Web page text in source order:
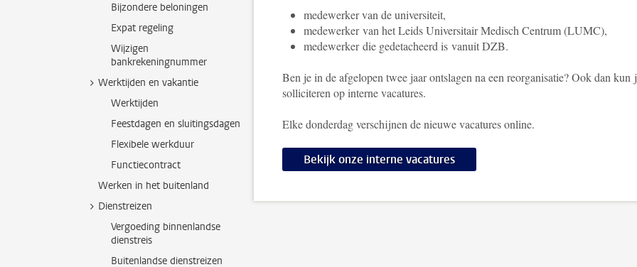
Bijzondere beloningen
Expat regeling
Wijzigen
bankrekeningnummer
Werktijden en vakantie
Werktijden
Feestdagen en sluitingsdagen
Flexibele werkduur
Functiecontract
Werken in het buitenland
Dienstreizen
Vergoeding binnenlandse
dienstreis
Buitenlandse dienstreizen
medewerker van de universiteit,
medewerker van het Leids Universitair Medisch Centrum (LUMC),
medewerker die gedetacheerd is vanuit DZB.
Ben je in de afgelopen twee jaar ontslagen na een reorganisatie? Ook dan kun
solliciteren op interne vacatures.
Elke donderdag verschijnen de nieuwe vacatures online.
Bekijk onze interne vacatures